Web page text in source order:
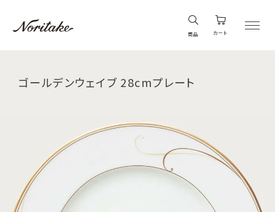
商品 カート
ゴールデンウェイブ 28cmプレート